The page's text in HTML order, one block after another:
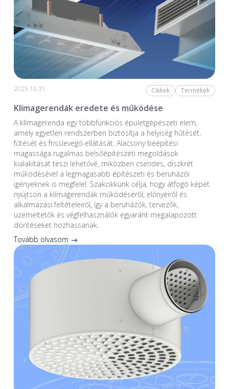
2025.10.31. Cikkek Termékek
Klímagerendák eredete és működése
A klímagerenda egy többfunkciós épületgépészeti elem,
amely egyetlen rendszerben biztosítja a helyiség hűtését,
fűtését és frisslevegő-ellátását. Alacsony beépítési
magassága rugalmas belsőépítészeti megoldások
kialakítását teszi lehetővé, miközben csendes, diszkrét
működésével a legmagasabb építészeti és beruházói
igényeknek is megfelel. Szakcikkünk célja, hogy átfogó képet
nyújtson a klímagerendák működéséről, előnyeiről és
alkalmazási feltételeiről, így a beruházók, tervezők,
üzemeltetők és végfelhasználók egyaránt megalapozott
döntéseket hozhassanak.
Tovább olvasom →